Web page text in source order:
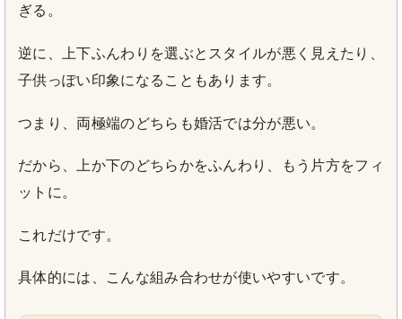
ぎる。
逆に、上下ふんわりを選ぶとスタイルが悪く見えたり、
子供っぽい印象になることもあります。
つまり、両極端のどちらも婚活では分が悪い。
だから、上か下のどちらかをふんわり、もう片方をフィ
ットに。
これだけです。
具体的には、こんな組み合わせが使いやすいです。